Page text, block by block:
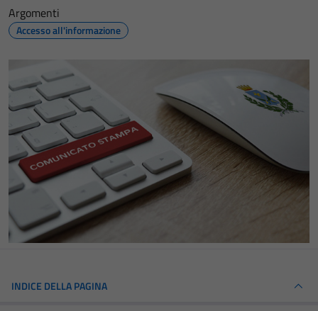
Argomenti
Accesso all'informazione
INDICE DELLA PAGINA